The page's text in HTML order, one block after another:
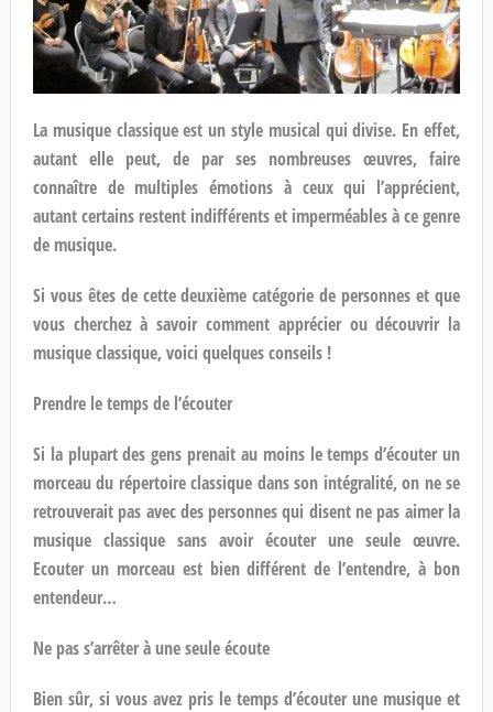
La musique classique est un style musical qui divise. En effet,
autant elle peut, de par ses nombreuses œuvres, faire
connaître de multiples émotions à ceux qui l’apprécient,
autant certains restent indifférents et imperméables à ce genre
de musique.
Si vous êtes de cette deuxième catégorie de personnes et que
vous cherchez à savoir comment apprécier ou découvrir la
musique classique, voici quelques conseils !
Prendre le temps de l’écouter
Si la plupart des gens prenait au moins le temps d’écouter un
morceau du répertoire classique dans son intégralité, on ne se
retrouverait pas avec des personnes qui disent ne pas aimer la
musique classique sans avoir écouter une seule œuvre.
Ecouter un morceau est bien différent de l’entendre, à bon
entendeur…
Ne pas s’arrêter à une seule écoute
Bien sûr, si vous avez pris le temps d’écouter une musique et